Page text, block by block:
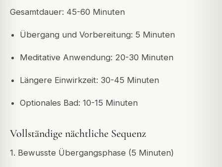
Gesamtdauer: 45-60 Minuten
Übergang und Vorbereitung: 5 Minuten
Meditative Anwendung: 20-30 Minuten
Längere Einwirkzeit: 30-45 Minuten
Optionales Bad: 10-15 Minuten
Vollständige nächtliche Sequenz
1. Bewusste Übergangsphase (5 Minuten)